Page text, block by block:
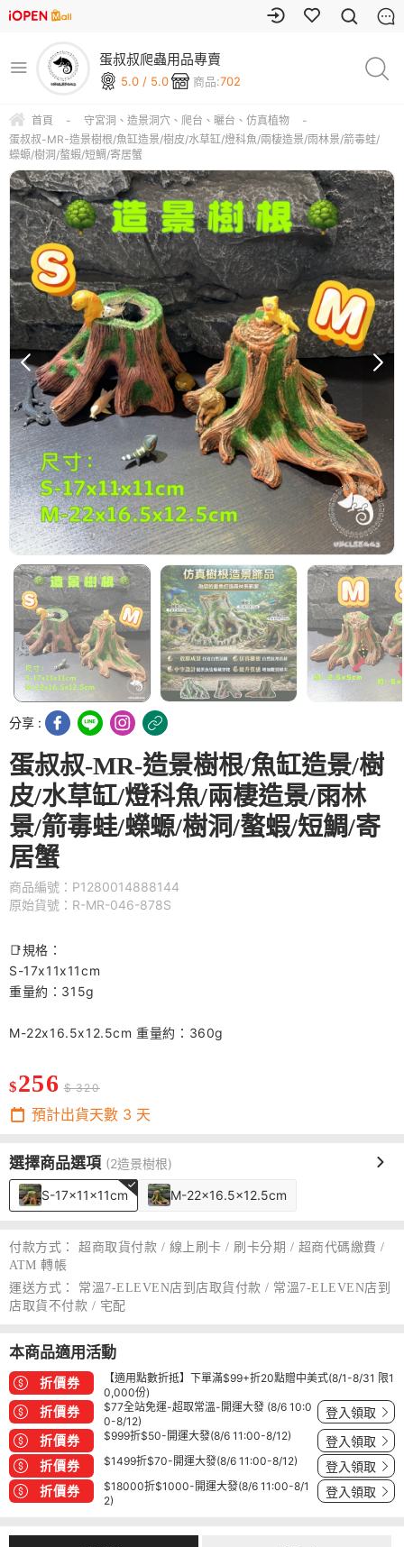
蛋叔叔爬蟲用品專賣
5.0 / 5.0 商品:702
首頁 - 守宮洞、造景洞穴、爬台、曬台、仿真植物
-
蛋叔叔-MR-造景樹根/魚缸造景/樹皮/水草缸/燈科魚/兩棲造景/雨林景/箭毒蛙/
蠑螈/樹洞/螯蝦/短鯛/寄居蟹
分享 :
蛋叔叔-MR-造景樹根/魚缸造景/樹
皮/水草缸/燈科魚/兩棲造景/雨林
景/箭毒蛙/蠑螈/樹洞/螯蝦/短鯛/寄
居蟹
商品編號：P1280014888144
原始貨號：R-MR-046-878S
📑規格：
S-17x11x11cm
重量約：315g
M-22x16.5x12.5cm 重量約：360g
$256 $ 320
預計出貨天數 3 天
選擇商品選項 (2造景樹根)
S-17x11x11cm M-22x16.5x12.5cm
付款方式：
超商取貨付款 / 線上刷卡 / 刷卡分期 / 超商代碼繳費 /
ATM 轉帳
運送方式：
常溫7-ELEVEN店到店取貨付款 / 常溫7-ELEVEN店到
店取貨不付款 / 宅配
本商品適用活動
折價券
【適用點數折抵】下單滿$99+折20點贈中美式(8/1-8/31 限1
0,000份)
折價券
$77全站免運-超取常溫-開運大發 (8/6 10:0
0-8/12)
登入領取
折價券 $999折$50-開運大發(8/6 11:00-8/12) 登入領取
折價券 $1499折$70-開運大發(8/6 11:00-8/12) 登入領取
折價券
$18000折$1000-開運大發(8/6 11:00-8/1
2)
登入領取